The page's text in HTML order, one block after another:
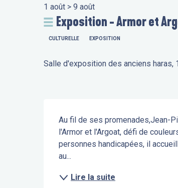
1 août > 9 août
Exposition - Armor et
CULTURELLE EXPOSITION
Salle d'exposition des anciens haras,
Description
Au fil de ses promenades,Jean-
l'Armor et l'Argoat, défi de
personnes handicapées, il
au...
Lire la suite